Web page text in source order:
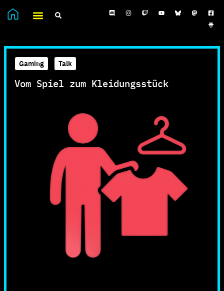
Gaming Talk
Vom Spiel zum Kleidungsstück